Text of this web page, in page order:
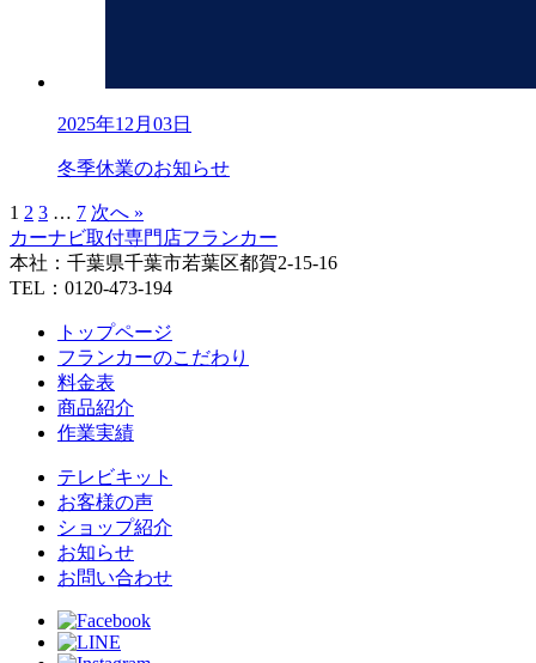
2025年12月03日
冬季休業のお知らせ
1 2 3 … 7 次へ »
カーナビ取付専⾨店フランカー
本社：千葉県千葉市若葉区都賀2-15-16
TEL：0120-473-194
トップページ
フランカーのこだわり
料金表
商品紹介
作業実績
テレビキット
お客様の声
ショップ紹介
お知らせ
お問い合わせ